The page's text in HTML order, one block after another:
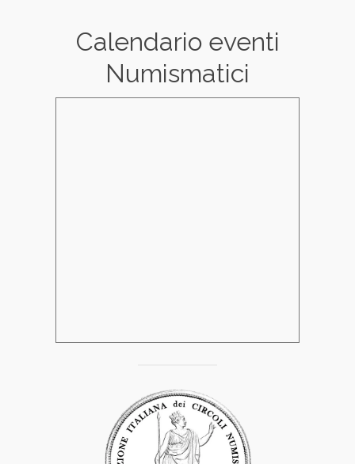
Calendario eventi
Numismatici